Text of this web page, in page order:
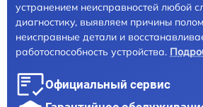
устранением неисправностей любой
диагностику, выявляем причины
неисправные детали и
работоспособность устройства.
Официальный сервис